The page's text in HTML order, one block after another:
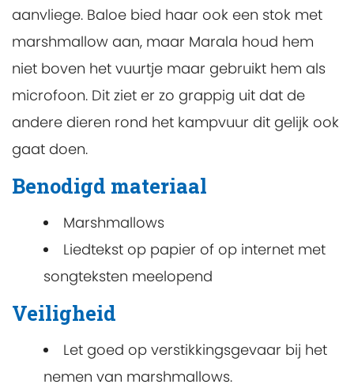
aanvliege. Baloe bied haar ook een stok met
marshmallow aan, maar Marala houd hem
niet boven het vuurtje maar gebruikt hem als
microfoon. Dit ziet er zo grappig uit dat de
andere dieren rond het kampvuur dit gelijk ook
gaat doen.
Benodigd materiaal
Marshmallows
Liedtekst op papier of op internet met
songteksten meelopend
Veiligheid
Let goed op verstikkingsgevaar bij het
nemen van marshmallows.